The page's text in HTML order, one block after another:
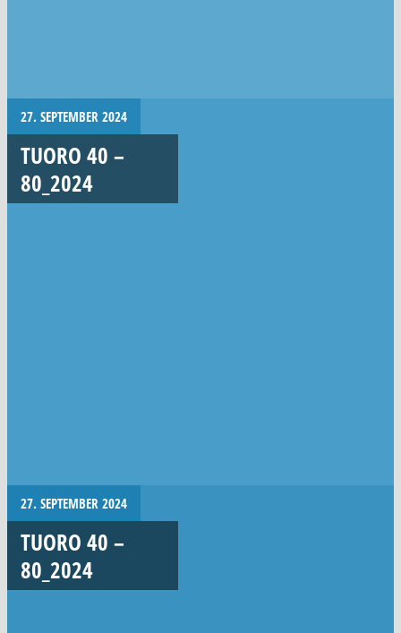
27. SEPTEMBER 2024
TUORO 40 –
80_2024
27. SEPTEMBER 2024
TUORO 40 –
80_2024